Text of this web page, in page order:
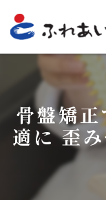
骨盤矯
適に 歪